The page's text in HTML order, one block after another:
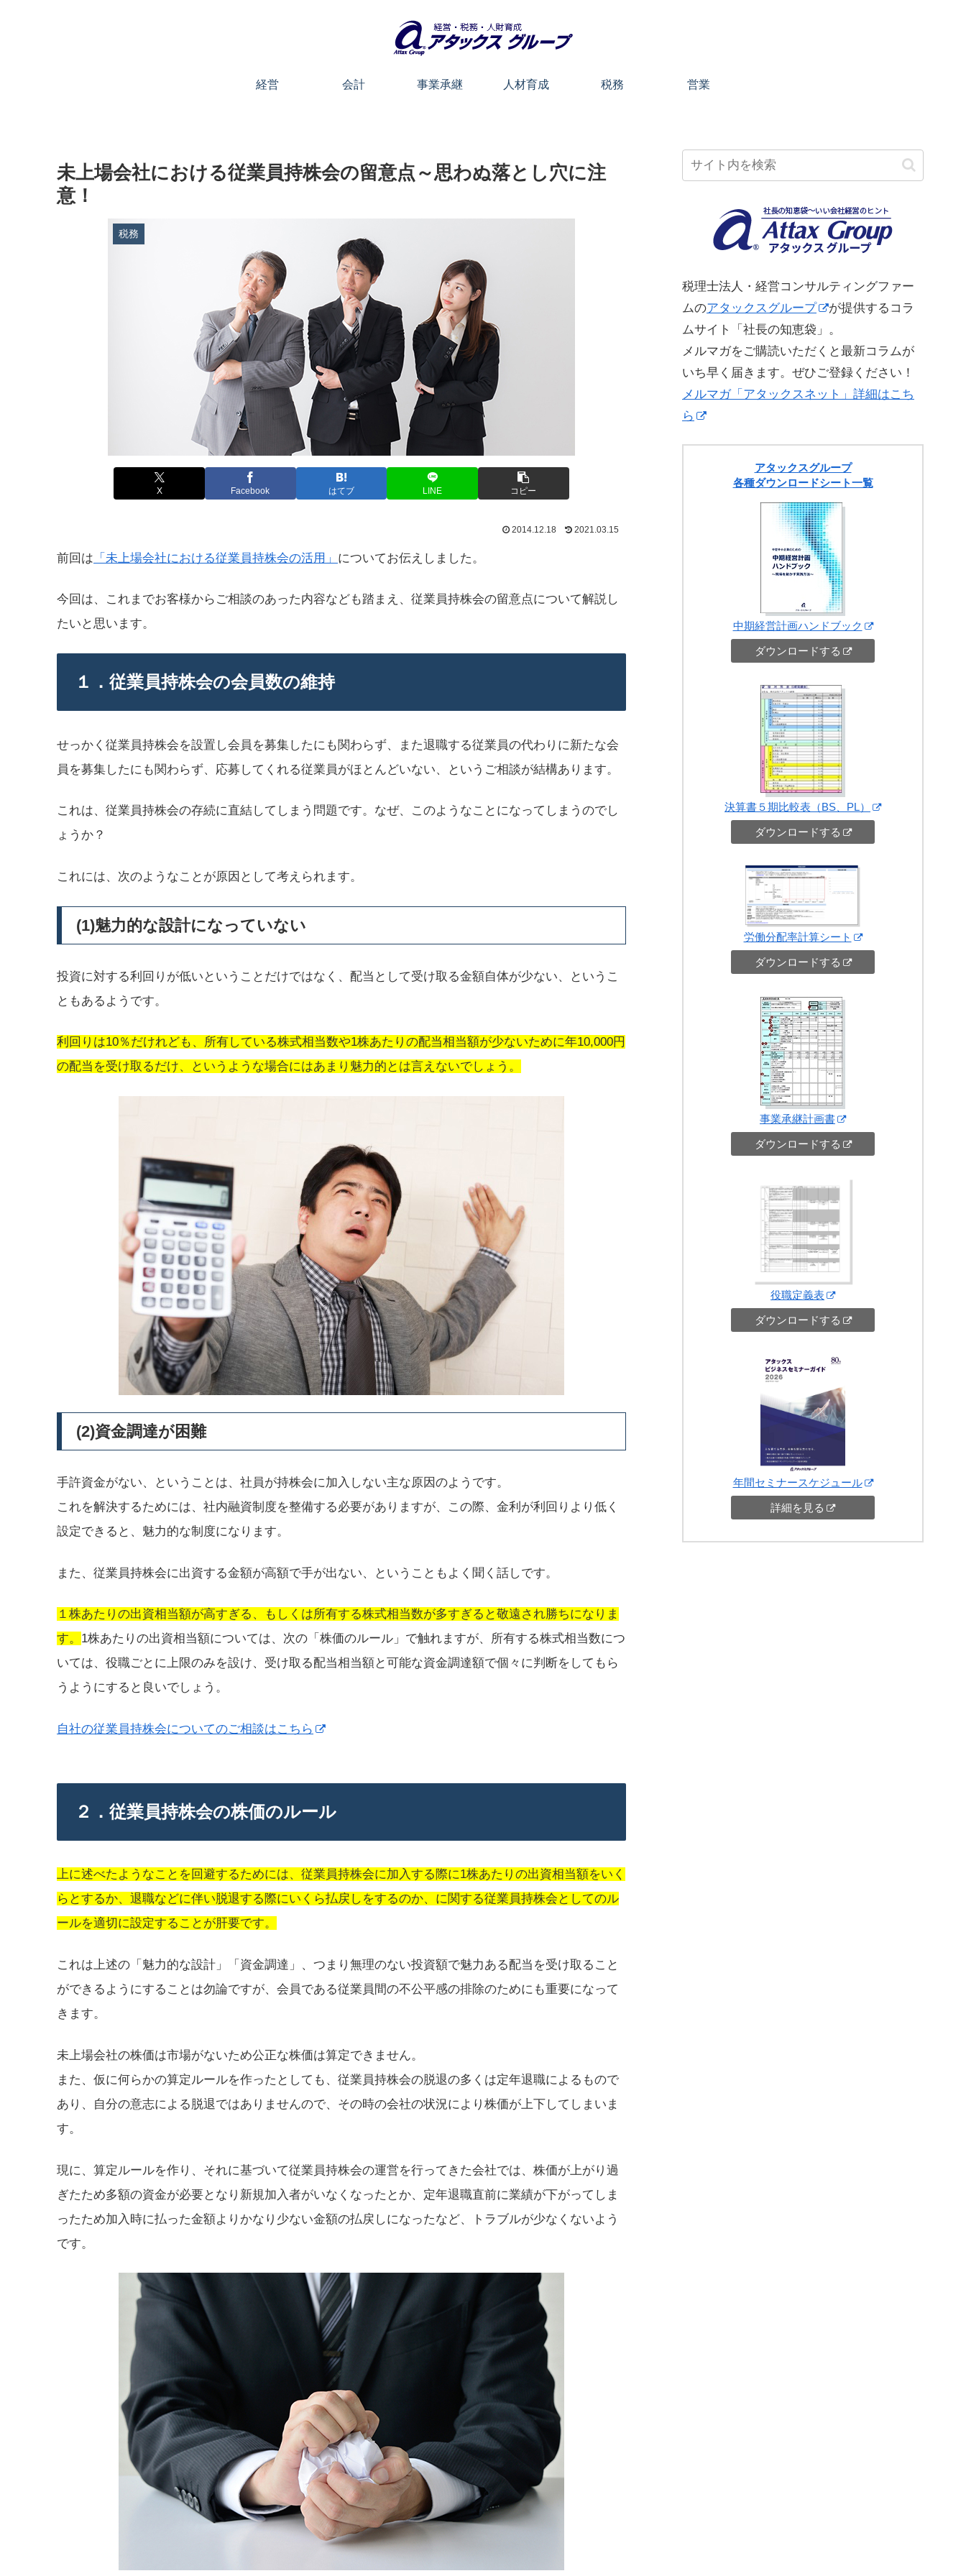
経営 会計 事業承継 人材育成 税務 営業
未上場会社における従業員持株会の留意点～思わぬ落とし穴に注
意！
税務
X Facebook はてブ LINE コピー
2014.12.18 2021.03.15
前回は 「未上場会社における従業員持株会の活用」 についてお伝えしました。
今回は、これまでお客様からご相談のあった内容なども踏まえ、従業員持株会の留意点について解説し
たいと思います。
１．従業員持株会の会員数の維持
せっかく従業員持株会を設置し会員を募集したにも関わらず、また退職する従業員の代わりに新たな会
員を募集したにも関わらず、応募してくれる従業員がほとんどいない、というご相談が結構あります。
これは、従業員持株会の存続に直結してしまう問題です。なぜ、このようなことになってしまうのでし
ょうか？
これには、次のようなことが原因として考えられます。
(1)魅力的な設計になっていない
投資に対する利回りが低いということだけではなく、配当として受け取る金額自体が少ない、というこ
ともあるようです。
利回りは10％だけれども、所有している株式相当数や1株あたりの配当相当額が少ないために年10,000円
の配当を受け取るだけ、というような場合にはあまり魅力的とは言えないでしょう。
(2)資金調達が困難
手許資金がない、ということは、社員が持株会に加入しない主な原因のようです。
これを解決するためには、社内融資制度を整備する必要がありますが、この際、金利が利回りより低く
設定できると、魅力的な制度になります。
また、従業員持株会に出資する金額が高額で手が出ない、ということもよく聞く話しです。
１株あたりの出資相当額が高すぎる、もしくは所有する株式相当数が多すぎると敬遠され勝ちになりま
す。 1株あたりの出資相当額については、次の「株価のルール」で触れますが、所有する株式相当数につ
いては、役職ごとに上限のみを設け、受け取る配当相当額と可能な資金調達額で個々に判断をしてもら
うようにすると良いでしょう。
自社の従業員持株会についてのご相談はこちら
２．従業員持株会の株価のルール
上に述べたようなことを回避するためには、従業員持株会に加入する際に1株あたりの出資相当額をいく
らとするか、退職などに伴い脱退する際にいくら払戻しをするのか、に関する従業員持株会としてのル
ールを適切に設定することが肝要です。
これは上述の「魅力的な設計」「資金調達」、つまり無理のない投資額で魅力ある配当を受け取ること
ができるようにすることは勿論ですが、会員である従業員間の不公平感の排除のためにも重要になって
きます。
未上場会社の株価は市場がないため公正な株価は算定できません。
また、仮に何らかの算定ルールを作ったとしても、従業員持株会の脱退の多くは定年退職によるもので
あり、自分の意志による脱退ではありませんので、その時の会社の状況により株価が上下してしまいま
す。
現に、算定ルールを作り、それに基づいて従業員持株会の運営を行ってきた会社では、株価が上がり過
ぎたため多額の資金が必要となり新規加入者がいなくなったとか、定年退職直前に業績が下がってしま
ったため加入時に払った金額よりかなり少ない金額の払戻しになったなど、トラブルが少なくないよう
です。
税理士法人・経営コンサルティングファー
ムのアタックスグループ
が提供するコラ
ムサイト「社長の知恵袋」。
メルマガをご購読いただくと最新コラムが
いち早く届きます。ぜひご登録ください！
メルマガ「アタックスネット」詳細はこち
ら
アタックスグループ
各種ダウンロードシート一覧
中期経営計画ハンドブック
ダウンロードする
決算書５期比較表（BS、PL）
ダウンロードする
労働分配率計算シート
ダウンロードする
事業承継計画書
ダウンロードする
役職定義表
ダウンロードする
年間セミナースケジュール
詳細を見る